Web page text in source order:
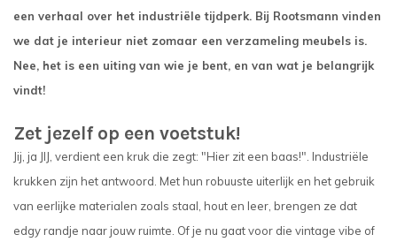
een verhaal over het industriële tijdperk. Bij Rootsmann vinden
we dat je interieur niet zomaar een verzameling meubels is.
Nee, het is een uiting van wie je bent, en van wat je belangrijk
vindt!
Zet jezelf op een voetstuk!
Jij, ja JIJ, verdient een kruk die zegt: "Hier zit een baas!". Industriële
krukken zijn het antwoord. Met hun robuuste uiterlijk en het gebruik
van eerlijke materialen zoals staal, hout en leer, brengen ze dat
edgy randje naar jouw ruimte. Of je nu gaat voor die vintage vibe of